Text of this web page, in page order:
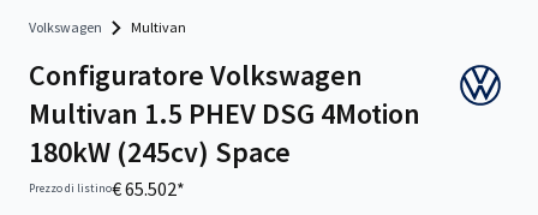
Volkswagen Multivan
Configuratore Volkswagen
Multivan 1.5 PHEV DSG 4Motion
180kW (245cv) Space
Prezzo di listino€ 65.502*